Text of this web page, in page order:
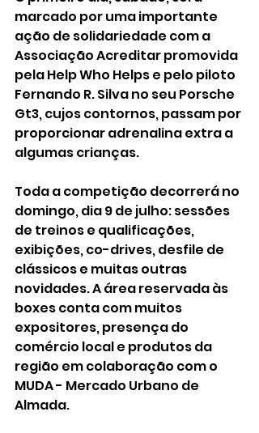
marcado por uma importante
ação de solidariedade com a
Associação Acreditar promovida
pela Help Who Helps e pelo piloto
Fernando R. Silva no seu Porsche
Gt3, cujos contornos, passam por
proporcionar adrenalina extra a
algumas crianças.
Toda a competição decorrerá no
domingo, dia 9 de julho: sessões
de treinos e qualificações,
exibições, co-drives, desfile de
clássicos e muitas outras
novidades. A área reservada às
boxes conta com muitos
expositores, presença do
comércio local e produtos da
região em colaboração com o
MUDA - Mercado Urbano de
Almada.